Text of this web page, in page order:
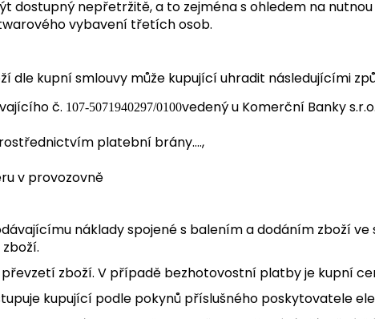
dostupný nepřetržitě, a to zejména s ohledem na
vybavení třetích osob.
dle kupní smlouvy může kupující uhradit následujícími
č. 107-5071940297/0100vedený u Komerční Banky s.r.o.
platební brány….,
v provozovně
náklady spojené s balením a dodáním zboží ve
zboží. V případě bezhotovostní platby je kupní
kupující podle pokynů příslušného poskytovatele